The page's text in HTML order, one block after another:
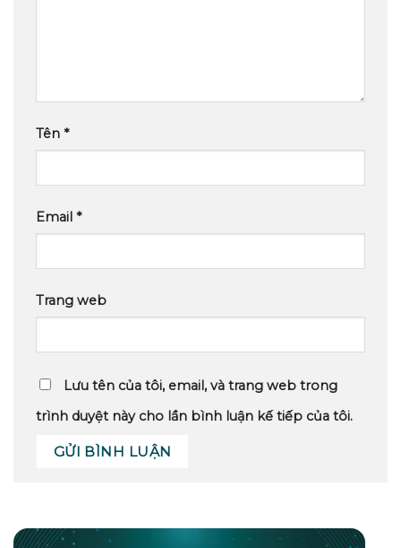
Tên *
Email *
Trang web
Lưu tên của tôi, email, và trang web trong
trình duyệt này cho lần bình luận kế tiếp của tôi.